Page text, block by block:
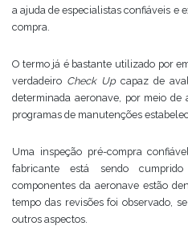
a ajuda de especialistas confiáveis e
compra.
O termo já é bastante utilizado por
verdadeiro Check Upcapaz de
determinada aeronave, por meio
programas de manutenções
Uma inspeção pré-compra
fabricante está sendo
componentes da aeronave estão
tempo das revisões foi observado,
outros aspectos.